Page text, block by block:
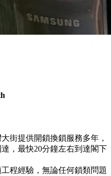
街提供開鎖換鎖服務多年，
，最快20分鐘左右到達閣下
程經驗，無論任何鎖類問題